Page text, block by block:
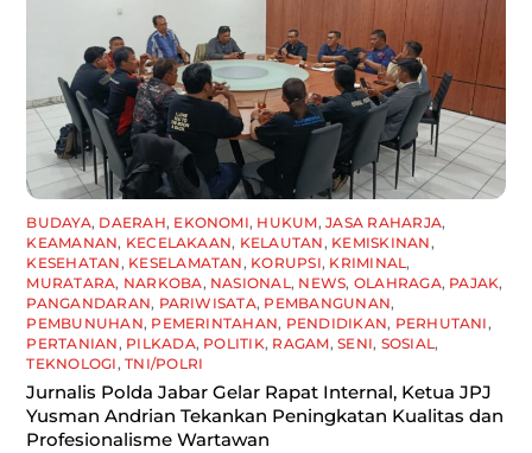
BUDAYA, DAERAH, EKONOMI, HUKUM,JASA RAHARJA,
KEAMANAN, KECELAKAAN, KELAUTAN, KEMISKINAN,
KESEHATAN, KESELAMATAN, KORUPSI, KRIMINAL,
MURATARA, NARKOBA, NASIONAL, NEWS, OLAHRAGA, PAJAK,
PANGANDARAN, PARIWISATA, PEMBANGUNAN,
PEMBUNUHAN, PEMERINTAHAN, PENDIDIKAN, PERHUTANI,
PERTANIAN, PILKADA, POLITIK, RAGAM,SENI, SOSIAL,
TEKNOLOGI,TNI/POLRI
Jurnalis Polda Jabar Gelar Rapat Internal, Ketua JPJ
Yusman Andrian Tekankan Peningkatan Kualitas dan
Profesionalisme Wartawan